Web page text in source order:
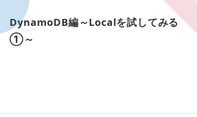
DynamoDB編～Localを試してみる
①～